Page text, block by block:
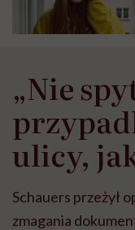
„Nie
ulicy,
Schauers przeżył
zmagania